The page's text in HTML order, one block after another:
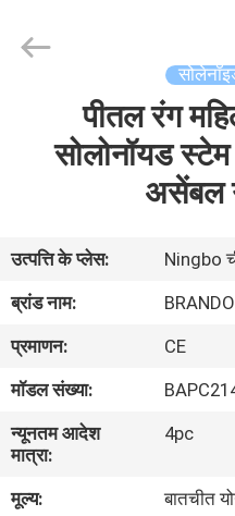
हमारे
बारे
में
कारखाने
का
पीतल रंग
सोलोनॉयड
असेंबल
उत्पत्ति के प्लेस:
Ningbo
ब्रांड नाम:
BRANDO
प्रमाणन:
CE
मॉडल संख्या:
न्यूनतम आदेश
मात्रा:
4pc
मूल्य:
बातचीत